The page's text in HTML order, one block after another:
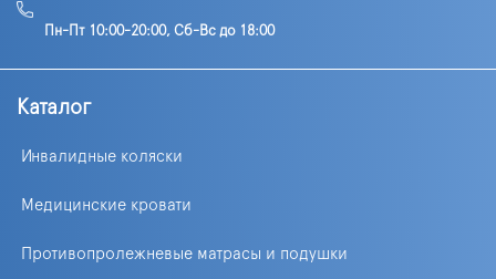
Пн-Пт 10:00-20:00, Сб-Вс до 18:00
Каталог
Инвалидные коляски
Медицинские кровати
Противопролежневые матрасы и подушки